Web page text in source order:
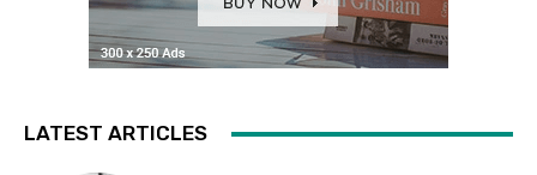
LATEST ARTICLES